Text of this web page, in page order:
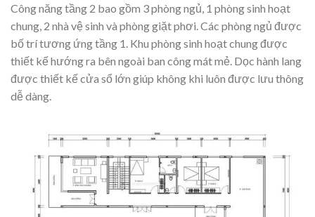
Công năng tầng 2 bao gồm 3 phòng ngủ, 1 phòng sinh hoạt
chung, 2 nhà vệ sinh và phòng giặt phơi. Các phòng ngủ được
bố trí tương ứng tầng 1. Khu phòng sinh hoạt chung được
thiết kế hướng ra bên ngoài ban công mát mẻ. Dọc hành lang
được thiết kế cửa sổ lớn giúp không khi luôn được lưu thông
dễ dàng.